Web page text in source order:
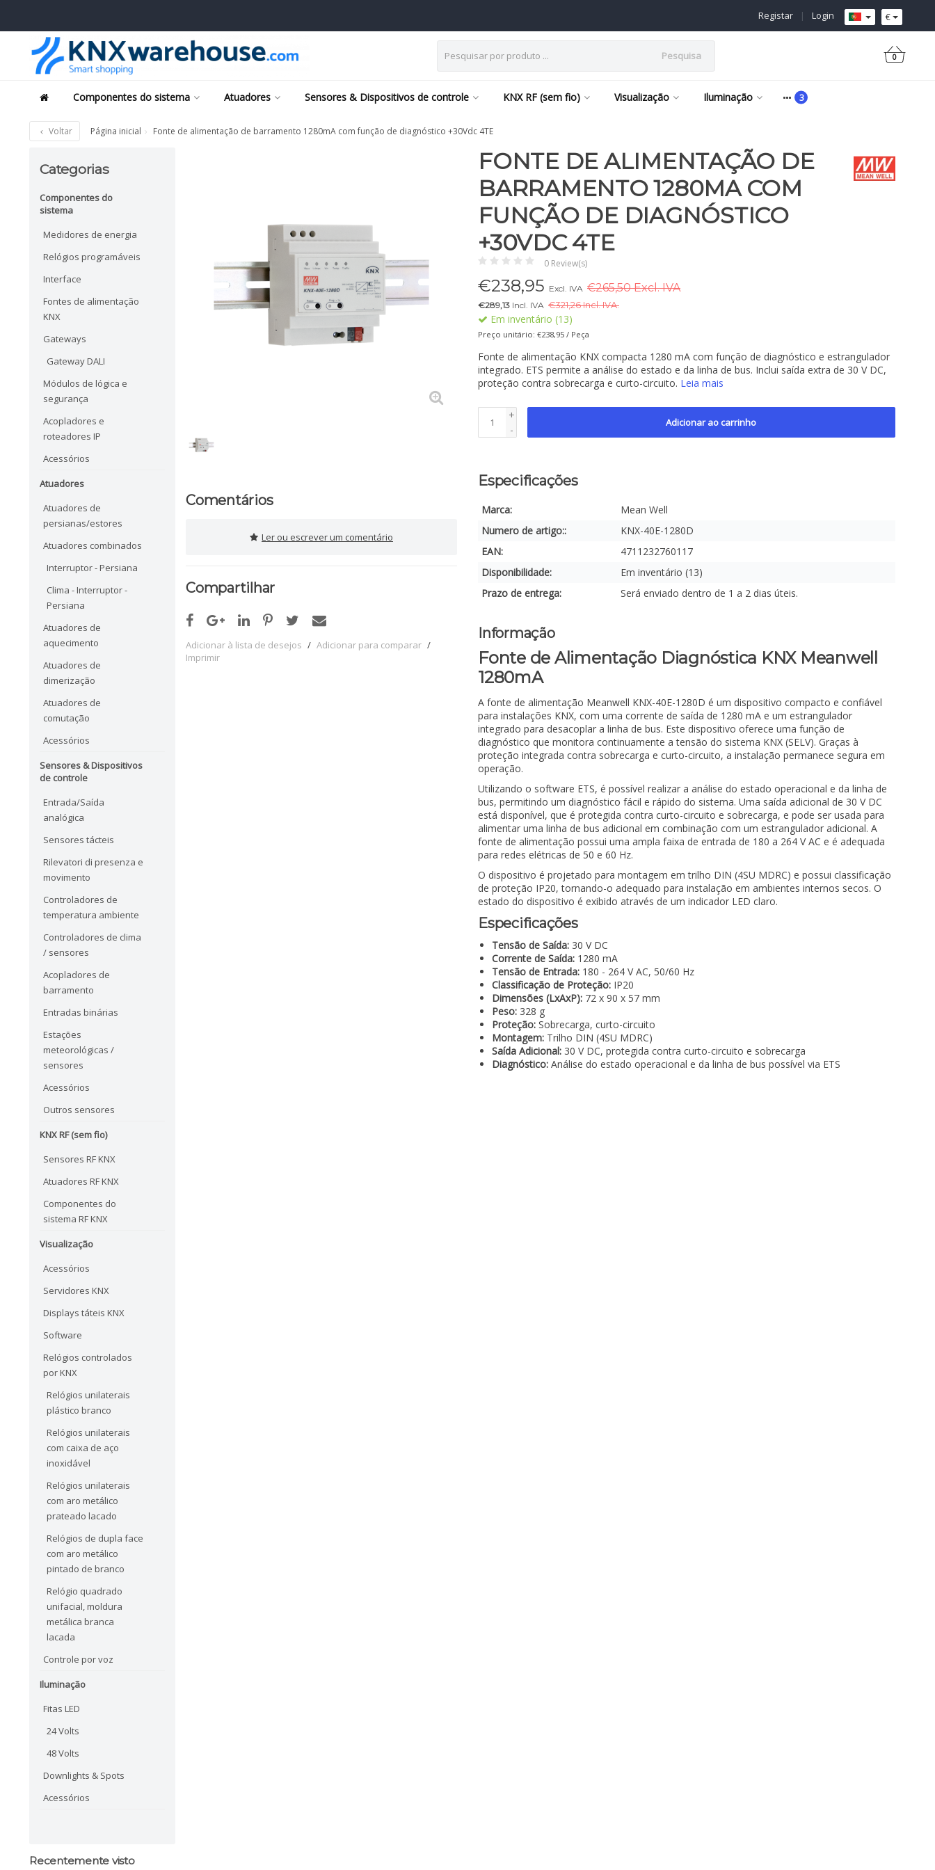
€
Login
|
Registar
Pesquisa 0
Componentes do sistema Atuadores Sensores & Dispositivos de controle KNX RF (sem fio) Visualização Iluminação
Voltar Página inicial Fonte de alimentação de barramento 1280mA com função de diagnóstico +30Vdc 4TE
Categorias
Componentes do
sistema
Medidores de energia
Relógios programáveis
Interface
Fontes de alimentação
KNX
Gateways
Gateway DALI
Módulos de lógica e
segurança
Acopladores e
roteadores IP
Acessórios
Atuadores
Atuadores de
persianas/estores
Atuadores combinados
Interruptor - Persiana
Clima - Interruptor -
Persiana
Atuadores de
aquecimento
Atuadores de
dimerização
Atuadores de
comutação
Acessórios
Sensores & Dispositivos
de controle
Entrada/Saída
analógica
Sensores tácteis
Rilevatori di presenza e
movimento
Controladores de
temperatura ambiente
Controladores de clima
/ sensores
Acopladores de
barramento
Entradas binárias
Estações
meteorológicas /
sensores
Acessórios
Outros sensores
KNX RF (sem fio)
Sensores RF KNX
Atuadores RF KNX
Componentes do
sistema RF KNX
Visualização
Acessórios
Servidores KNX
Displays táteis KNX
Software
Relógios controlados
por KNX
Relógios unilaterais
plástico branco
Relógios unilaterais
com caixa de aço
inoxidável
Relógios unilaterais
com aro metálico
prateado lacado
Relógios de dupla face
com aro metálico
pintado de branco
Relógio quadrado
unifacial, moldura
metálica branca
lacada
Controle por voz
Iluminação
Fitas LED
24 Volts
48 Volts
Downlights & Spots
Acessórios
Recentemente visto
Comentários
Ler ou escrever um comentário
Compartilhar
Adicionar à lista de desejos / Adicionar para comparar /
Imprimir
FONTE DE ALIMENTAÇÃO DE
BARRAMENTO 1280MA COM
FUNÇÃO DE DIAGNÓSTICO
+30VDC 4TE
0 Review(s)
€238,95 Excl. IVA €265,50 Excl. IVA
€289,13 Incl. IVA €321,26 Incl. IVA.
Em inventário (13)
Preço unitário: €238,95 / Peça
Fonte de alimentação KNX compacta 1280 mA com função de diagnóstico e estrangulador
integrado. ETS permite a análise do estado e da linha de bus. Inclui saída extra de 30 V DC,
proteção contra sobrecarga e curto-circuito. Leia mais
+
-
Adicionar ao carrinho
Especificações
Marca:
Mean Well
Numero de artigo::
KNX-40E-1280D
EAN:
4711232760117
Disponibilidade:
Em inventário (13)
Prazo de entrega:
Será enviado dentro de 1 a 2 dias úteis.
Informação
Fonte de Alimentação Diagnóstica KNX Meanwell
1280mA
A fonte de alimentação Meanwell KNX-40E-1280D é um dispositivo compacto e confiável
para instalações KNX, com uma corrente de saída de 1280 mA e um estrangulador
integrado para desacoplar a linha de bus. Este dispositivo oferece uma função de
diagnóstico que monitora continuamente a tensão do sistema KNX (SELV). Graças à
proteção integrada contra sobrecarga e curto-circuito, a instalação permanece segura em
operação.
Utilizando o software ETS, é possível realizar a análise do estado operacional e da linha de
bus, permitindo um diagnóstico fácil e rápido do sistema. Uma saída adicional de 30 V DC
está disponível, que é protegida contra curto-circuito e sobrecarga, e pode ser usada para
alimentar uma linha de bus adicional em combinação com um estrangulador adicional. A
fonte de alimentação possui uma ampla faixa de entrada de 180 a 264 V AC e é adequada
para redes elétricas de 50 e 60 Hz.
O dispositivo é projetado para montagem em trilho DIN (4SU MDRC) e possui classificação
de proteção IP20, tornando-o adequado para instalação em ambientes internos secos. O
estado do dispositivo é exibido através de um indicador LED claro.
Especificações
Tensão de Saída: 30 V DC
Corrente de Saída: 1280 mA
Tensão de Entrada: 180 - 264 V AC, 50/60 Hz
Classificação de Proteção: IP20
Dimensões (LxAxP): 72 x 90 x 57 mm
Peso: 328 g
Proteção: Sobrecarga, curto-circuito
Montagem: Trilho DIN (4SU MDRC)
Saída Adicional: 30 V DC, protegida contra curto-circuito e sobrecarga
Diagnóstico: Análise do estado operacional e da linha de bus possível via ETS